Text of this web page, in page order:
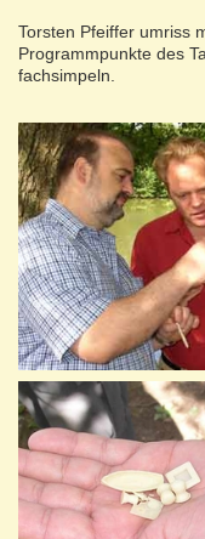
Torsten Pfeiffer umriss
Programmpunkte des
fachsimpeln.